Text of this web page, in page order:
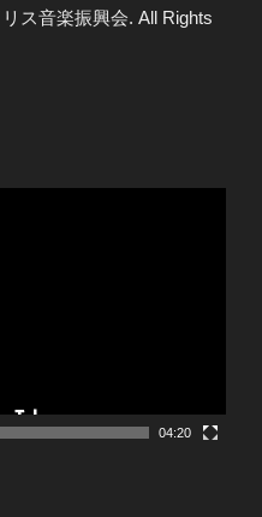
ス音楽振興会. All Rights
04:20